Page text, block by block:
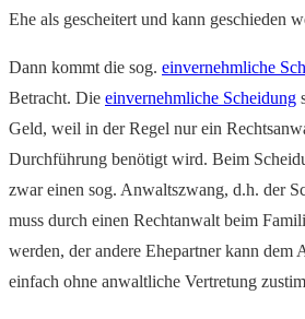
Ehe als gescheitert und kann geschieden
Dann kommt die sog. einvernehmliche
Betracht. Die einvernehmliche Scheidung
Geld, weil in der Regel nur ein
Durchführung benötigt wird. Beim
zwar einen sog. Anwaltszwang, d.h. der
muss durch einen Rechtanwalt beim
werden, der andere Ehepartner kann dem
einfach ohne anwaltliche Vertretung